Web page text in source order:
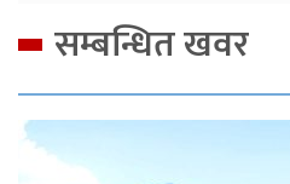
सम्बन्धित खवर